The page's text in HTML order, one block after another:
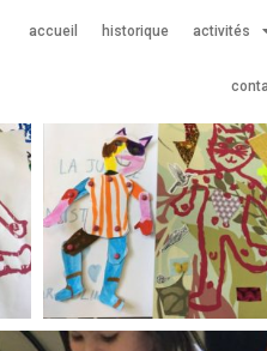
accueil historique activités